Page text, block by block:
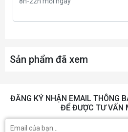
Công nghệ G-
Độ phân giải kỹ
thuật số tối đa
7680 x
Sản phẩm đã xem
ĐĂNG KÝ NHẬN EMAIL THÔNG
ĐỂ ĐƯỢC TƯ VẤN